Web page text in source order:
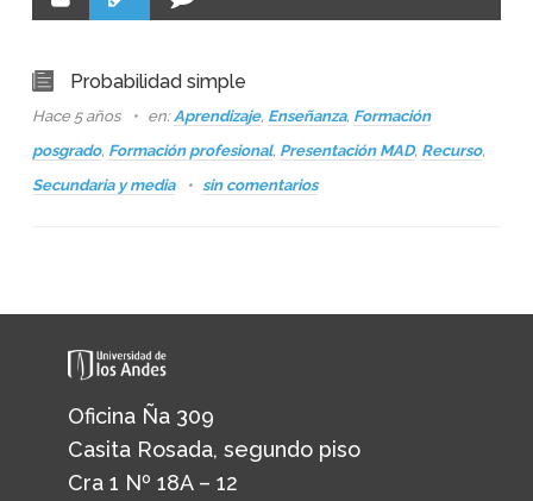
Probabilidad simple
Hace 5 años en:Aprendizaje, Enseñanza, Formación
posgrado, Formación profesional, Presentación MAD, Recurso,
Secundaria y media
sin comentarios
Oficina Ña 309
Casita Rosada, segundo piso
Cra 1 Nº 18A – 12